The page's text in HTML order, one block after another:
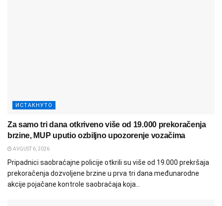
ИСТАКНУТО
Za samo tri dana otkriveno više od 19.000 prekoračenja
brzine, MUP uputio ozbiljno upozorenje vozačima
AVGUST 6, 2026
Pripadnici saobraćajne policije otkrili su više od 19.000 prekršaja
prekoračenja dozvoljene brzine u prva tri dana međunarodne
akcije pojačane kontrole saobraćaja koja...